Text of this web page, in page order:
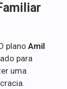
plano Amil
para
uma